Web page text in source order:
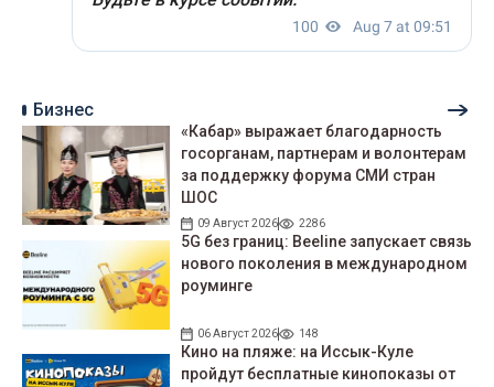
Бизнес
«Кабар» выражает благодарность
госорганам, партнерам и волонтерам
за поддержку форума СМИ стран
ШОС
09 Август 2026 2286
5G без границ: Beeline запускает связь
нового поколения в международном
роуминге
06 Август 2026 148
Кино на пляже: на Иссык-Куле
пройдут беcплатные кинопоказы от